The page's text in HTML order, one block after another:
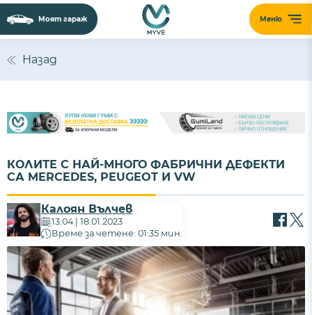
Меню
Моят гараж
Назад
КОЛИТЕ С НАЙ-МНОГО ФАБРИЧНИ ДЕФЕКТИ
СА MERCEDES, PEUGEOT И VW
Калоян Вълчев
13:04 | 18.01.2023
Време за четене: 01:35 мин.